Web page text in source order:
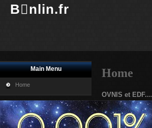
Bnlin.fr
Main Menu
Home
Home
OVNIS et
Imprimer